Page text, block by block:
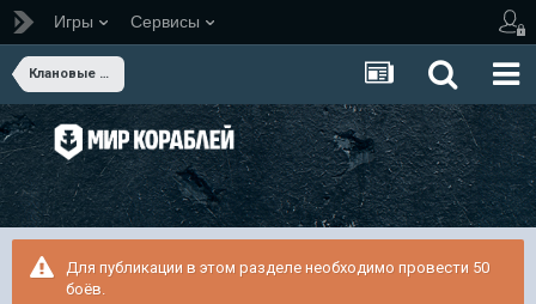
Игры Сервисы
Клановые бои
Для публикации в этом разделе необходимо провести 50
боёв.